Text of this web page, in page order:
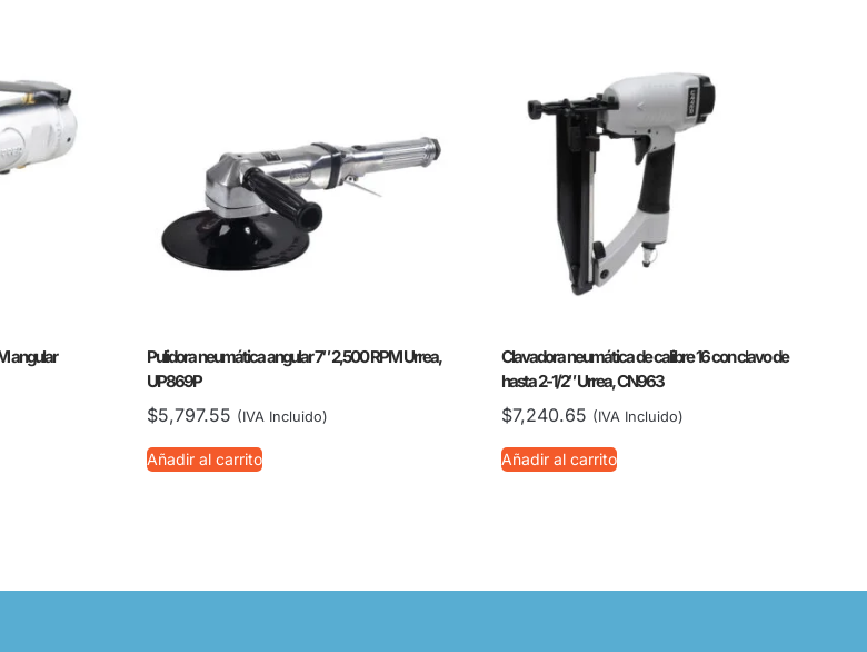
angular
Pulidora neumática angular 7″ 2,500 RPM Urrea,
UP869P
$5,797.55 (IVA Incluido)
Añadir al carrito
Clavadora neumática de calibre 16 con clavo de
hasta 2-1/2″ Urrea, CN963
$7,240.65 (IVA Incluido)
Añadir al carrito